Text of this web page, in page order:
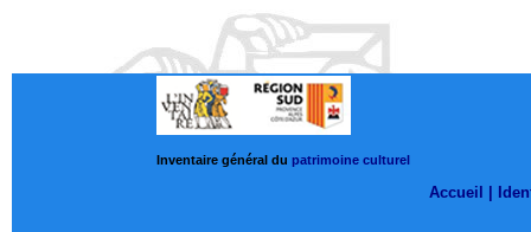
Inventaire général du patrimoine culturel
Accueil |